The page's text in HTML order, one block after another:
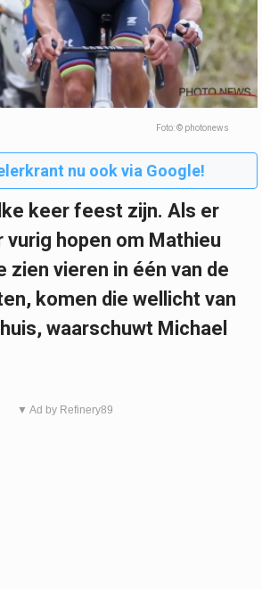
Foto: © photonews
nu ook via Google!
keer feest zijn. Als er
vurig hopen om Mathieu
zien vieren in één van de
komen die wellicht van
waarschuwt Michael
▼ Ad by Refinery89